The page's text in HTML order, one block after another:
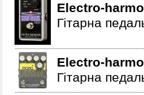
Electro-
Гітарна
Electro-
Гітарна